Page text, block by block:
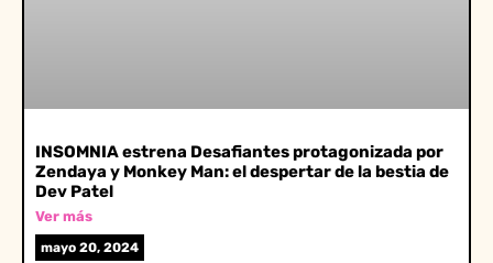
INSOMNIA estrena Desafiantes protagonizada por
Zendaya y Monkey Man: el despertar de la bestia de
Dev Patel
Ver más
mayo 20, 2024